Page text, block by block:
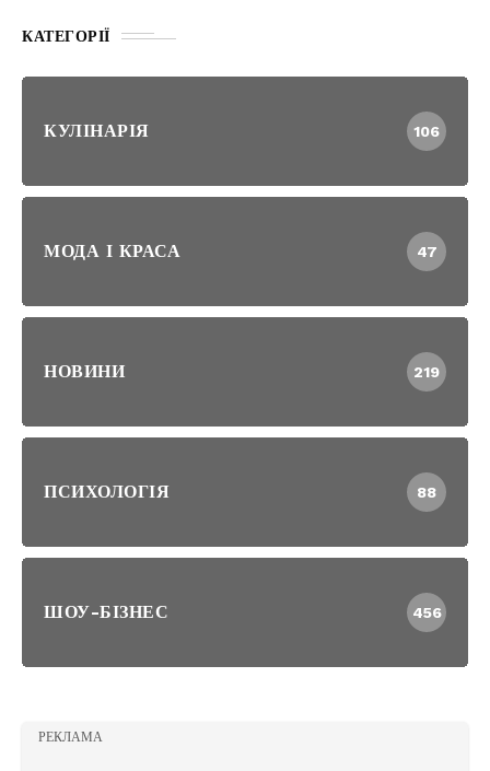
КАТЕГОРІЇ
КУЛІНАРІЯ 106
МОДА І КРАСА 47
НОВИНИ 219
ПСИХОЛОГІЯ 88
ШОУ-БІЗНЕС 456
РЕКЛАМА